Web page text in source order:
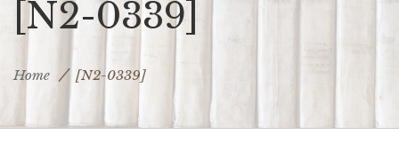
[N2-0339]
Home [N2-0339]